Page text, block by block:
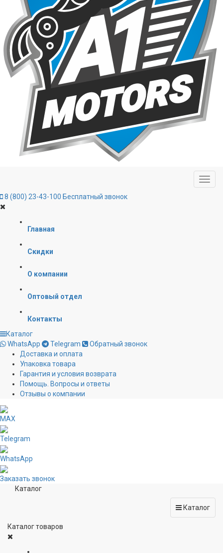
8 (800) 23-43-100 Бесплатный звонок
Главная
Скидки
О компании
Оптовый отдел
Контакты
Каталог
WhatsApp
Telegram
Обратный звонок
Доставка и оплата
Упаковка товара
Гарантия и условия возврата
Помощь. Вопросы и ответы
Отзывы о компании
MAX
Telegram
WhatsApp
Заказать звонок
Каталог
Каталог
Каталог товаров